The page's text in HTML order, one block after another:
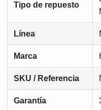
Tipo de repuesto
Línea
Marca
SKU / Referencia
Garantía